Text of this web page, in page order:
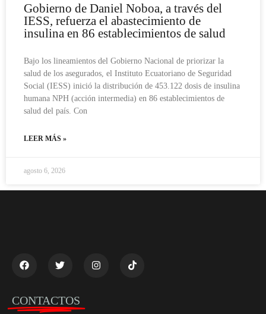
Gobierno de Daniel Noboa, a través del
IESS, refuerza el abastecimiento de
insulina en 86 establecimientos de salud
Bajo los lineamientos del Gobierno Nacional de priorizar la
salud de los asegurados, el Instituto Ecuatoriano de Seguridad
Social (IESS) inició la distribución de 453.122 dosis de insulina
humana NPH (acción intermedia) en 86 establecimientos de
salud del país. Con
LEER MÁS »
agosto 6, 2026
CONTACTOS